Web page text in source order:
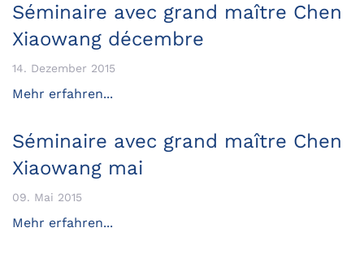
Séminaire avec grand maître Chen
Xiaowang décembre
14. Dezember 2015
Mehr erfahren...
Séminaire avec grand maître Chen
Xiaowang mai
09. Mai 2015
Mehr erfahren...